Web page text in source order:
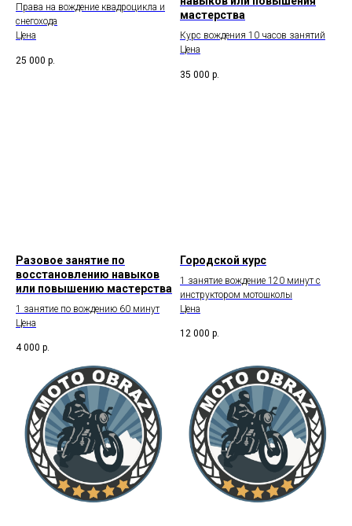
Права на вождение квадроцикла и
снегохода
Цена
25 000 р.
мастерства
Курс вождения 10 часов занятий
Цена
35 000 р.
Разовое занятие по
восстановлению навыков
или повышению мастерства
1 занятие по вождению 60 минут
Цена
4 000 р.
Городской курс
1 занятие вождение 120 минут с
инструктором мотошколы
Цена
12 000 р.